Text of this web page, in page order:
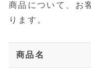
商品について、お
ります。
商品名